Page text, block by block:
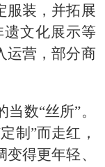
服装，并拓展
文化展示等
运营，部分商
数“丝所”。
制”而走红，
得更年轻、